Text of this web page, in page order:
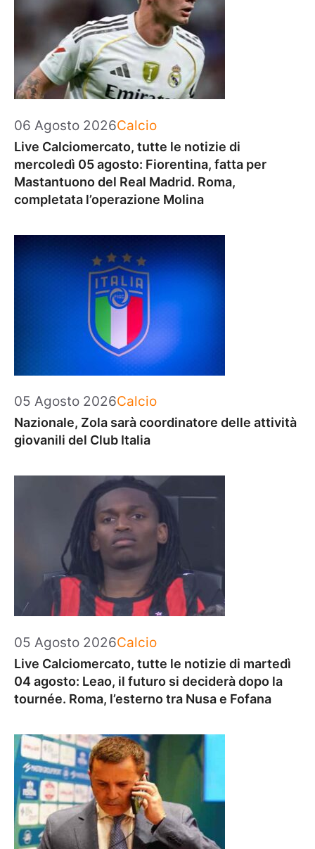
06 Agosto 2026Categorie
Calcio
Live Calciomercato, tutte le notizie di
mercoledì 05 agosto: Fiorentina, fatta per
Mastantuono del Real Madrid. Roma,
completata l’operazione Molina
05 Agosto 2026Categorie
Calcio
Nazionale, Zola sarà coordinatore delle attività
giovanili del Club Italia
05 Agosto 2026Categorie
Calcio
Live Calciomercato, tutte le notizie di martedì
04 agosto: Leao, il futuro si deciderà dopo la
tournée. Roma, l’esterno tra Nusa e Fofana